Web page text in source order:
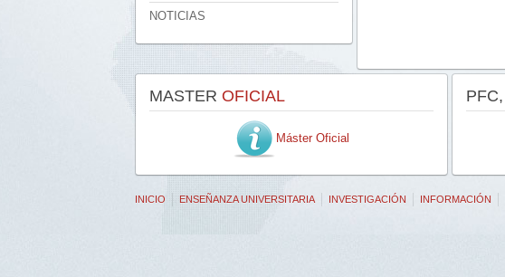
NOTICIAS
MASTER OFICIAL
Máster Oficial
PFC,
INICIO ENSEÑANZA UNIVERSITARIA INVESTIGACIÓN INFORMACIÓN